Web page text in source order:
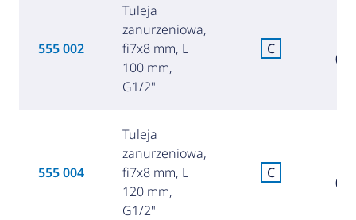
555 002
Tuleja
zanurzeniowa,
fi7x8 mm, L
100 mm,
G1/2"
C
555 004
Tuleja
zanurzeniowa,
fi7x8 mm, L
120 mm,
G1/2"
C